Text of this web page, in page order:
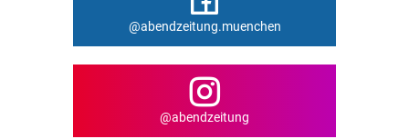
@abendzeitung.muenchen
@abendzeitung